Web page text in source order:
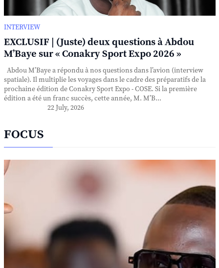
INTERVIEW
EXCLUSIF | (Juste) deux questions à Abdou
M’Baye sur « Conakry Sport Expo 2026 »
Abdou M’Baye a répondu à nos questions dans l’avion (interview
spatiale). Il multiplie les voyages dans le cadre des préparatifs de la
prochaine édition de Conakry Sport Expo - COSE. Si la première
édition a été un franc succès, cette année, M. M’B...
22 July, 2026
FOCUS